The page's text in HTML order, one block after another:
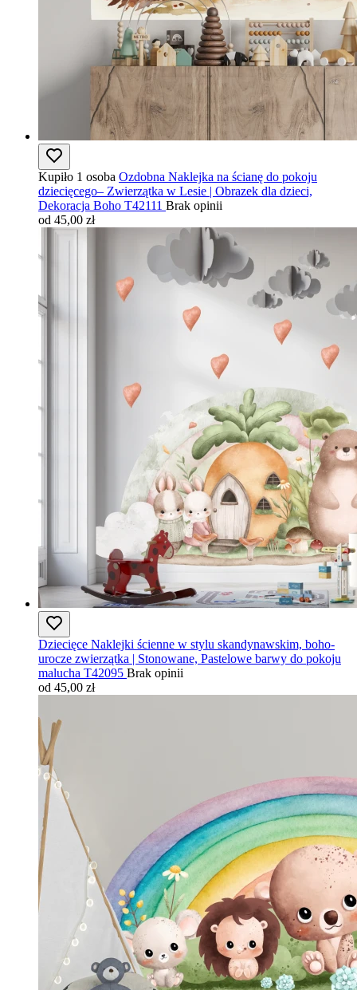
Kupiło 1 osoba Ozdobna Naklejka na ścianę do pokoju
dziecięcego– Zwierzątka w Lesie | Obrazek dla dzieci,
Dekoracja Boho T42111 Brak opinii
od 45,00 zł
Dziecięce Naklejki ścienne w stylu skandynawskim, boho-
urocze zwierzątka | Stonowane, Pastelowe barwy do pokoju
malucha T42095 Brak opinii
od 45,00 zł